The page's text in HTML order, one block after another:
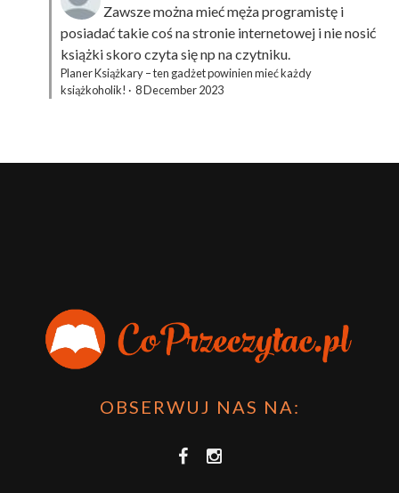
Zawsze można mieć męża programistę i
posiadać takie coś na stronie internetowej i nie nosić
książki skoro czyta się np na czytniku.
Planer Książkary – ten gadżet powinien mieć każdy
książkoholik! · 8 December 2023
OBSERWUJ NAS NA: